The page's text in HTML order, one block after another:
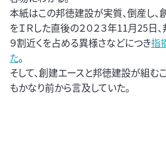
本紙はこの邦徳建設が実質、倒産し
をＩＲした直後の２０２３年11月25日
９割近くを占める異様さなどにつき指
た。
そして、創建エースと邦徳建設が組む
もかなり前から言及していた。